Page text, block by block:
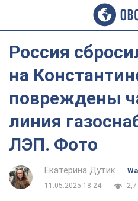
Россия
на
повреждены
линия
ЛЭП. Фото
Екатерина Дутик
11.05.2025 18:24
2,7